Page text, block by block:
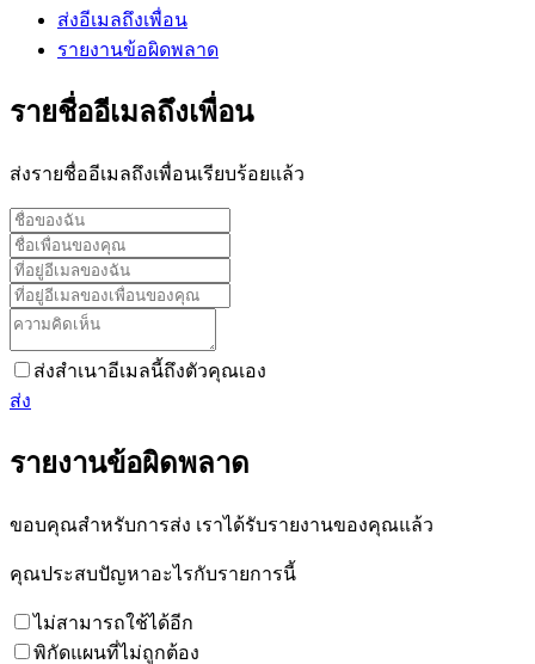
ส่งอีเมลถึงเพื่อน
รายงานข้อผิดพลาด
รายชื่ออีเมลถึงเพื่อน
ส่งรายชื่ออีเมลถึงเพื่อนเรียบร้อยแล้ว
ส่งสำเนาอีเมลนี้ถึงตัวคุณเอง
ส่ง
รายงานข้อผิดพลาด
ขอบคุณสำหรับการส่ง เราได้รับรายงานของคุณแล้ว
คุณประสบปัญหาอะไรกับรายการนี้
ไม่สามารถใช้ได้อีก
พิกัดแผนที่ไม่ถูกต้อง